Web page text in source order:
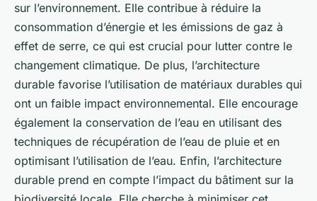
sur l’environnement. Elle contribue à réduire la
consommation d’énergie et les émissions de gaz à
effet de serre, ce qui est crucial pour lutter contre le
changement climatique. De plus, l’architecture
durable favorise l’utilisation de matériaux durables qui
ont un faible impact environnemental. Elle encourage
également la conservation de l’eau en utilisant des
techniques de récupération de l’eau de pluie et en
optimisant l’utilisation de l’eau. Enfin, l’architecture
durable prend en compte l’impact du bâtiment sur la